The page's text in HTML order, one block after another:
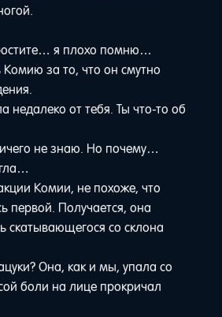
я плохо помню…
Комию за то, что он смутно
от тебя. Ты что-то об
не знаю. Но почему…
Комии, не похоже, что
первой. Получается, она
скатывающегося со склона
Она, как и мы, упала со
боли на лице прокричал